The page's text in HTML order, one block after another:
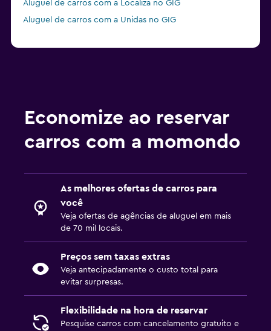
Aluguel de carros com a Localiza no GIG
Aluguel de carros com a Unidas no GIG
Economize ao reservar
carros com a momondo
As melhores ofertas de carros para
você
Veja ofertas de agências de aluguel em mais
de 70 mil locais.
Preços sem taxas extras
Veja antecipadamente o custo total para
evitar surpresas.
Flexibilidade na hora de reservar
Pesquise carros com cancelamento gratuito e